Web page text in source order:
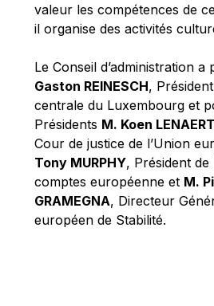
Paolo Mengozzi
Paschal Donohoe
Pat Cox
Patrizia Nanz
Philippe Maystadt
Pierre Gramegna
Richard Pelly
Robert Goebbels
Robert REYNDERS
valeur les compétences de
il organise des activités
Le Conseil d’administration
Gaston REINESCH,
centrale du Luxembourg et
Présidents M. Koen
Cour de justice de l’Union
Tony MURPHY, Président de
comptes européenne et M.
GRAMEGNA, Directeur
européen de Stabilité.